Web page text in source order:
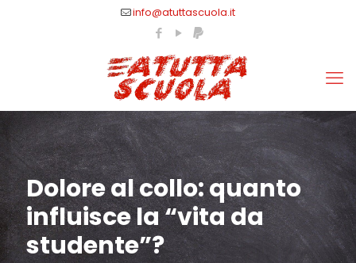
info@atuttascuola.it
Dolore al collo: quanto
influisce la “vita da
studente”?